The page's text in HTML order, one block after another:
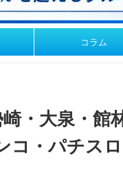
コラム
・大泉・館
・パチスロ